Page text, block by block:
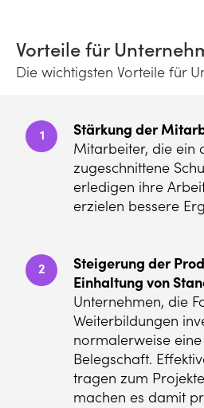
Vorteile für
Die wichtigsten Vorteile für
1 Stärkung der
Mitarbeiter, die ein
zugeschnittene
erledigen ihre
erzielen bessere
2
Steigerung der
Einhaltung von
Unternehmen, die
Weiterbildungen
normalerweise
Belegschaft.
tragen zum
machen es damit